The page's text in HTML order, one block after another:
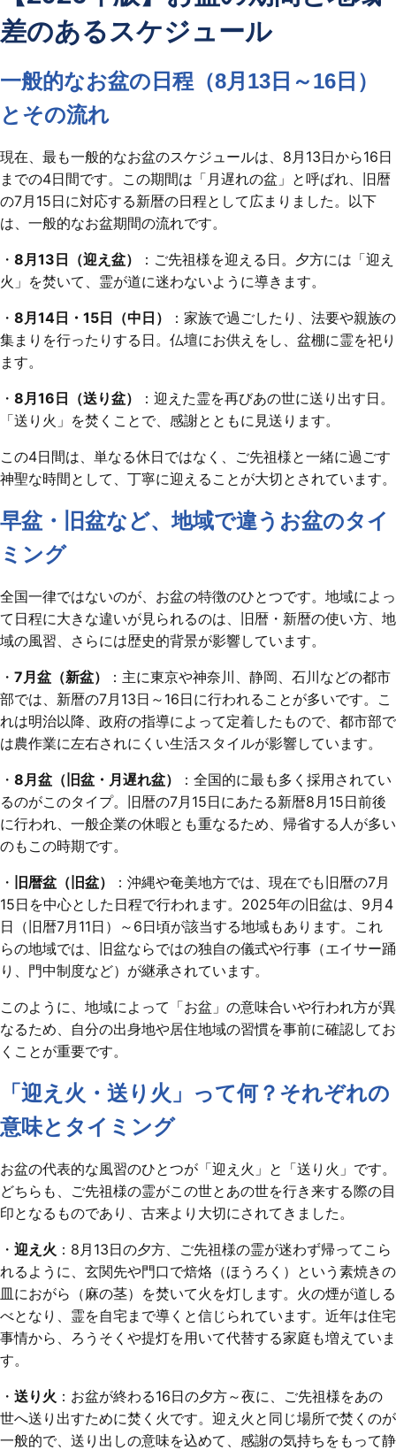
差のあるスケジュール
一般的なお盆の日程（8月13日～16日）
とその流れ
現在、最も一般的なお盆のスケジュールは、8月13日から16日
までの4日間です。この期間は「月遅れの盆」と呼ばれ、旧暦
の7月15日に対応する新暦の日程として広まりました。以下
は、一般的なお盆期間の流れです。
・ 8月13日（迎え盆）
：ご先祖様を迎える日。夕方には「迎え
火」を焚いて、霊が道に迷わないように導きます。
・ 8月14日・15日（中日）
：家族で過ごしたり、法要や親族の
集まりを行ったりする日。仏壇にお供えをし、盆棚に霊を祀り
ます。
・ 8月16日（送り盆）
：迎えた霊を再びあの世に送り出す日。
「送り火」を焚くことで、感謝とともに見送ります。
この4日間は、単なる休日ではなく、ご先祖様と一緒に過ごす
神聖な時間として、丁寧に迎えることが大切とされています。
早盆・旧盆など、地域で違うお盆のタイ
ミング
全国一律ではないのが、お盆の特徴のひとつです。地域によっ
て日程に大きな違いが見られるのは、旧暦・新暦の使い方、地
域の風習、さらには歴史的背景が影響しています。
・ 7月盆（新盆）
：主に東京や神奈川、静岡、石川などの都市
部では、新暦の7月13日～16日に行われることが多いです。こ
れは明治以降、政府の指導によって定着したもので、都市部で
は農作業に左右されにくい生活スタイルが影響しています。
・ 8月盆（旧盆・月遅れ盆）
：全国的に最も多く採用されてい
るのがこのタイプ。旧暦の7月15日にあたる新暦8月15日前後
に行われ、一般企業の休暇とも重なるため、帰省する人が多い
のもこの時期です。
・ 旧暦盆（旧盆）
：沖縄や奄美地方では、現在でも旧暦の7月
15日を中心とした日程で行われます。2025年の旧盆は、9月4
日（旧暦7月11日）～6日頃が該当する地域もあります。これ
らの地域では、旧盆ならではの独自の儀式や行事（エイサー踊
り、門中制度など）が継承されています。
このように、地域によって「お盆」の意味合いや行われ方が異
なるため、自分の出身地や居住地域の習慣を事前に確認してお
くことが重要です。
「迎え火・送り火」って何？それぞれの
意味とタイミング
お盆の代表的な風習のひとつが「迎え火」と「送り火」です。
どちらも、ご先祖様の霊がこの世とあの世を行き来する際の目
印となるものであり、古来より大切にされてきました。
・ 迎え火 ：8月13日の夕方、ご先祖様の霊が迷わず帰ってこら
れるように、玄関先や門口で焙烙（ほうろく）という素焼きの
皿におがら（麻の茎）を焚いて火を灯します。火の煙が道しる
べとなり、霊を自宅まで導くと信じられています。近年は住宅
事情から、ろうそくや提灯を用いて代替する家庭も増えていま
す。
・ 送り火 ：お盆が終わる16日の夕方～夜に、ご先祖様をあの
世へ送り出すために焚く火です。迎え火と同じ場所で焚くのが
一般的で、送り出しの意味を込めて、感謝の気持ちをもって静